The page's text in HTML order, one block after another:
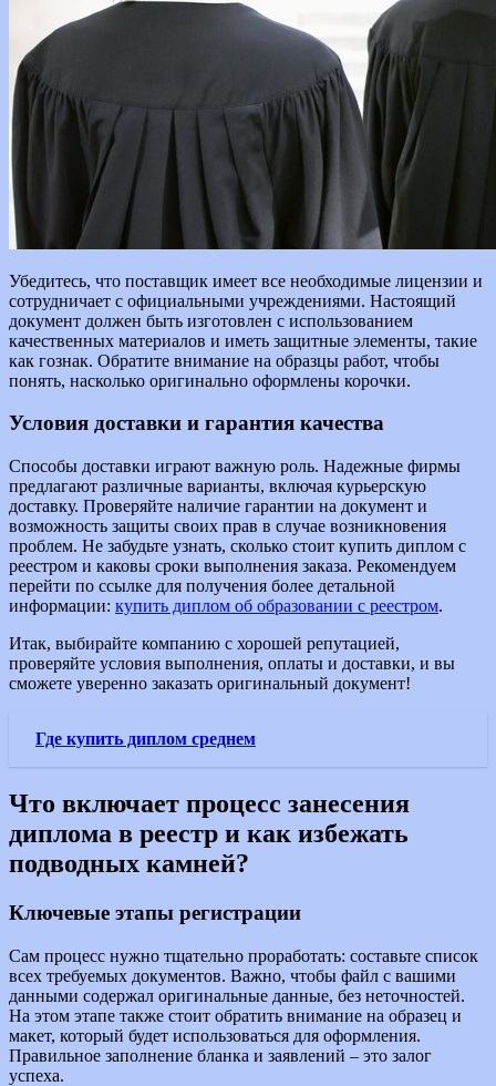
Убедитесь, что поставщик имеет все необходимые лицензии и
сотрудничает с официальными учреждениями. Настоящий
документ должен быть изготовлен с использованием
качественных материалов и иметь защитные элементы, такие
как гознак. Обратите внимание на образцы работ, чтобы
понять, насколько оригинально оформлены корочки.
Условия доставки и гарантия качества
Способы доставки играют важную роль. Надежные фирмы
предлагают различные варианты, включая курьерскую
доставку. Проверяйте наличие гарантии на документ и
возможность защиты своих прав в случае возникновения
проблем. Не забудьте узнать, сколько стоит купить диплом с
реестром и каковы сроки выполнения заказа. Рекомендуем
перейти по ссылке для получения более детальной
информации: купить диплом об образовании с реестром.
Итак, выбирайте компанию с хорошей репутацией,
проверяйте условия выполнения, оплаты и доставки, и вы
сможете уверенно заказать оригинальный документ!
Где купить диплом среднем
Что включает процесс занесения
диплома в реестр и как избежать
подводных камней?
Ключевые этапы регистрации
Сам процесс нужно тщательно проработать: составьте список
всех требуемых документов. Важно, чтобы файл с вашими
данными содержал оригинальные данные, без неточностей.
На этом этапе также стоит обратить внимание на образец и
макет, который будет использоваться для оформления.
Правильное заполнение бланка и заявлений – это залог
успеха.